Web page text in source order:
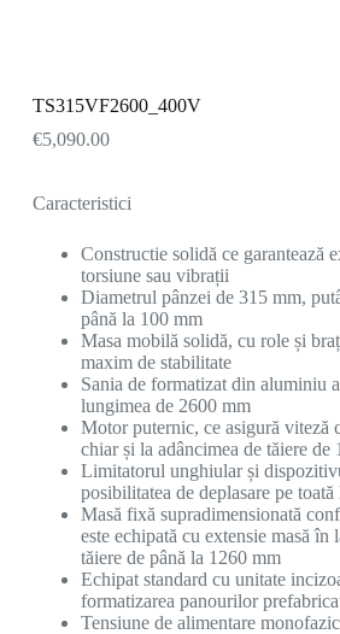
TS315VF2600_400V
€5,090.00
Caracteristici
Constructie solidă ce garantează
torsiune sau vibrații
Diametrul pânzei de 315 mm,
până la 100 mm
Masa mobilă solidă, cu role și
maxim de stabilitate
Sania de formatizat din aluminiu
lungimea de 2600 mm
Motor puternic, ce asigură viteză
chiar și la adâncimea de tăiere de
Limitatorul unghiular și
posibilitatea de deplasare pe
Masă fixă supradimensionată
este echipată cu extensie masă
tăiere de până la 1260 mm
Echipat standard cu unitate
formatizarea panourilor
Tensiune de alimentare